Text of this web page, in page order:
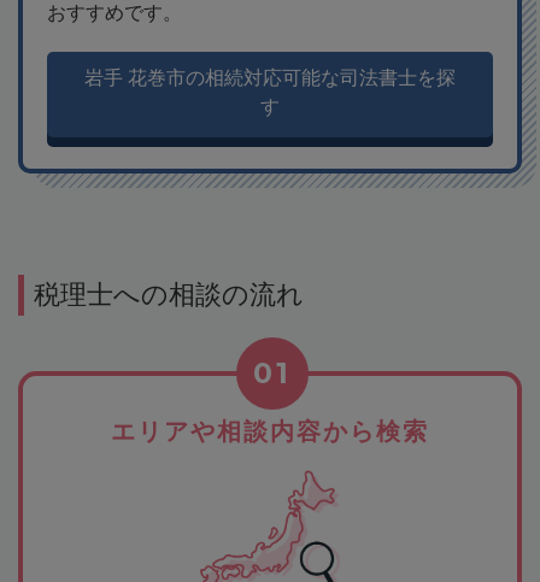
おすすめです。
岩手 花巻市の相続対応可能な司法書士を探
す
税理士への相談の流れ
エリアや相談内容から検索
01